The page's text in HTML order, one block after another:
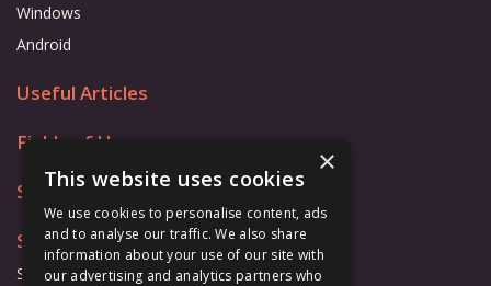
Windows
Android
Useful Articles
Fields of Use
Store
Support
Support Form
×
This website uses cookies
We use cookies to personalise content, ads
and to analyse our traffic. We also share
information about your use of our site with
our advertising and analytics partners who